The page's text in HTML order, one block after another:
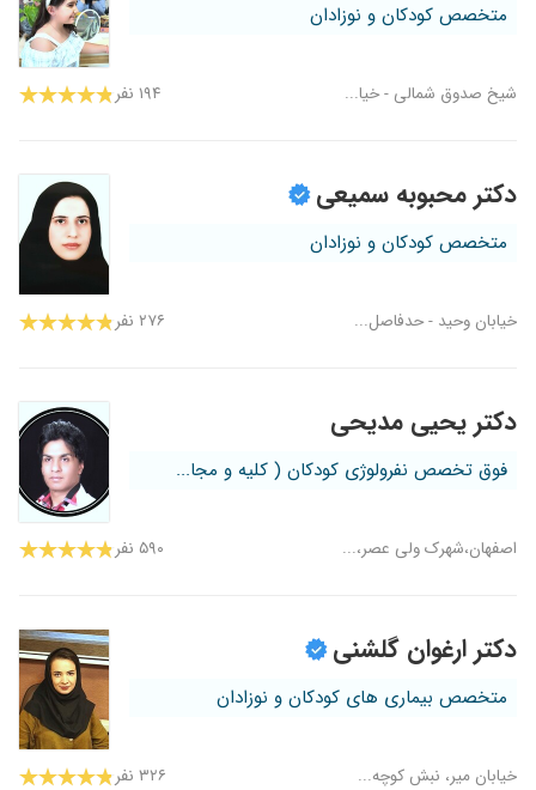
متخصص کودکان و نوزادان
شیخ صدوق شمالی - خیا... ۱۹۴ نفر
دکتر محبوبه سمیعی
متخصص کودکان و نوزادان
خیابان وحید - حدفاصل... ۲۷۶ نفر
دکتر یحیی مدیحی
فوق تخصص نفرولوژی کودکان ( کلیه و مجا...
اصفهان،شهرک ولی عصر،... ۵۹۰ نفر
دکتر ارغوان گلشنی
متخصص بیماری های کودکان و نوزادان
خیابان میر، نبش کوچه... ۳۲۶ نفر